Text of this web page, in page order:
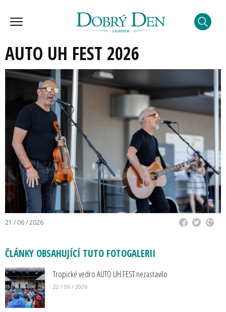
AUTO UH FEST 2026
21 / 06 / 2026
ČLÁNKY OBSAHUJÍCÍ TUTO FOTOGALERII
Tropické vedro AUTO UH FEST nezastavilo
22 / 06 / 2026